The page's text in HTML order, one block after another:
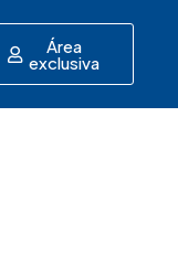
Área
exclusiva